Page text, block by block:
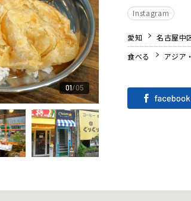
01 05
Instagram
愛知
名古屋中
食べる
アジア